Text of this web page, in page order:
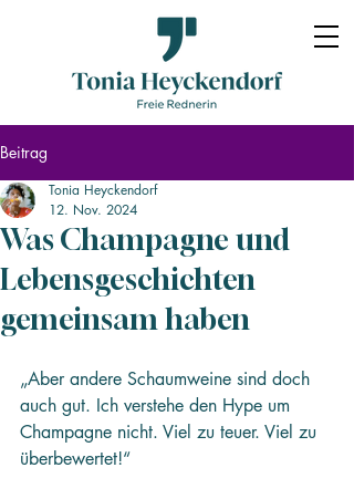
Beitrag
Was Champagne und
Lebensgeschichten
gemeinsam haben
Tonia Heyckendorf
12. Nov. 2024
„Aber andere Schaumweine sind doch
auch gut. Ich verstehe den Hype um
Champagne nicht. Viel zu teuer. Viel zu
überbewertet!“